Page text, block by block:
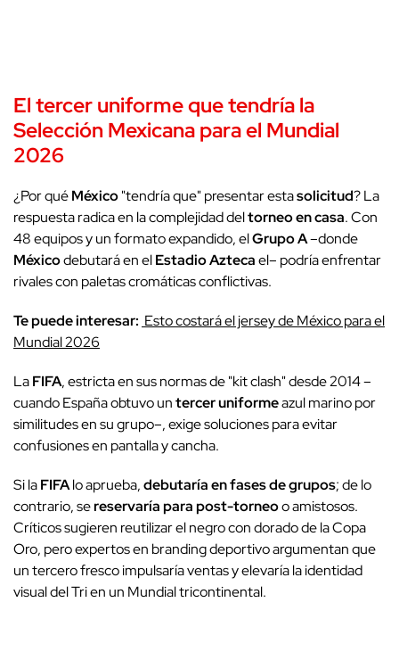
Eltercer uniformeque tendría la
Selección Mexicana para el Mundial
2026
¿Por quéMéxico"tendría que" presentar estasolicitud? La
respuesta radica en la complejidad deltorneo en casa. Con
48 equipos y un formato expandido, elGrupo A–donde
Méxicodebutará en elEstadio Aztecael– podría enfrentar
rivales con paletas cromáticas conflictivas.
Te puede interesar: Esto costará el jersey de México para el
Mundial 2026
LaFIFA, estricta en sus normas de "kit clash" desde 2014 –
cuando España obtuvo untercer uniformeazul marino por
similitudes en su grupo–, exige soluciones para evitar
confusiones en pantalla y cancha.
Si laFIFAlo aprueba,debutaría en fases de grupos; de lo
contrario, sereservaría para post-torneoo amistosos.
Críticos sugieren reutilizar el negro con dorado de la Copa
Oro, pero expertos en branding deportivo argumentan que
un tercero fresco impulsaría ventas y elevaría la identidad
visual del Tri en un Mundial tricontinental.